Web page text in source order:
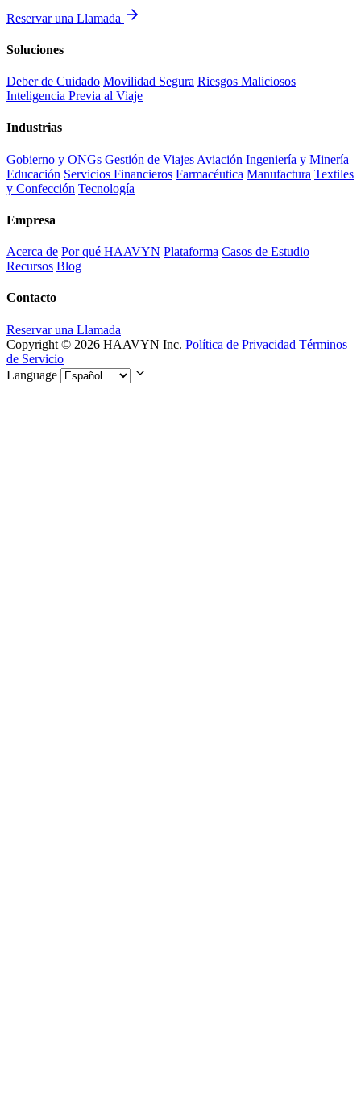
Reservar una Llamada
Soluciones
Deber de Cuidado Movilidad Segura Riesgos Maliciosos
Inteligencia Previa al Viaje
Industrias
Gobierno y ONGs Gestión de Viajes Aviación Ingeniería y Minería
Educación Servicios Financieros Farmacéutica Manufactura Textiles
y Confección Tecnología
Empresa
Acerca de Por qué HAAVYN Plataforma Casos de Estudio
Recursos Blog
Contacto
Reservar una Llamada
Copyright © 2026 HAAVYN Inc. Política de Privacidad Términos
de Servicio
Language